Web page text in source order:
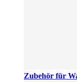
Zubehör für